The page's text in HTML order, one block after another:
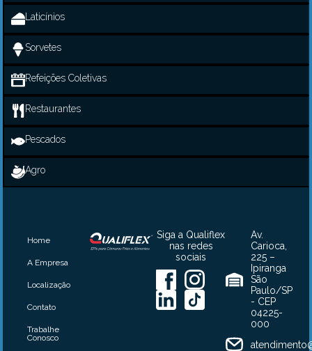
Laticínios
Sorvetes
Refeições Coletivas
Restaurantes
Pescados
Agro
Av.
Carioca,
225 –
Ipiranga
São
Paulo/SP
- CEP
04225-
000
Siga a Qualiflex
nas redes
sociais
Home
A Empresa
Localização
Contato
Trabalhe
Conosco